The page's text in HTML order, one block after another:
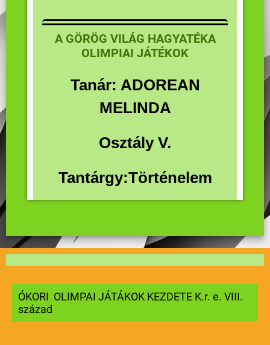
A GÖRÖG VILÁG HAGYATÉKA
OLIMPIAI JÁTÉKOK
Tanár: ADOREAN
MELINDA
Osztály V.
Tantárgy:Történelem
ÓKORI OLIMPAI JÁTÁKOK KEZDETE K.r. e. VIII.
század